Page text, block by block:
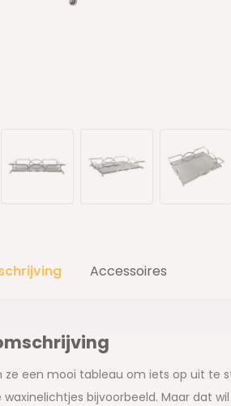
Accessoires
ze een mooi tableau om iets op uit te
bijvoorbeeld. Maar dat